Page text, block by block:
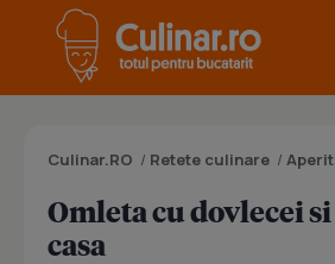
Culinar.RO / Retete culinare /
Omleta cu dovlecei
casa